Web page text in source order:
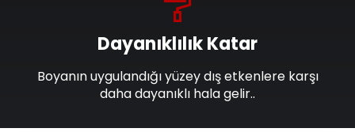
Dayanıklılık Katar
Boyanın uygulandığı yüzey dış etkenlere karşı
daha dayanıklı hala gelir..